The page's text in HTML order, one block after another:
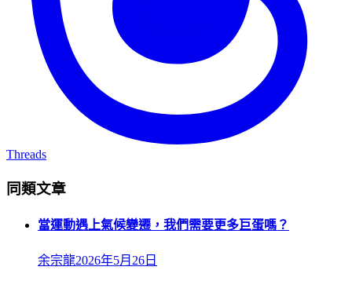
Threads
同類文章
當運動遇上氣候變遷，我們需要更多巨蛋嗎？
余宗龍2026年5月26日